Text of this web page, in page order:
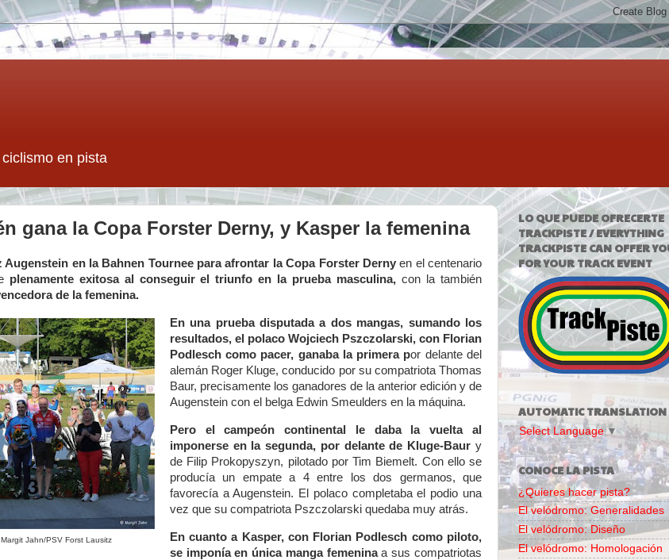
en pista
gana la Copa Forster Derny, y Kasper la femenina
Augenstein en la Bahnen Tournee para afrontar la Copa Forster Dernyen el centenario
plenamente exitosa al conseguir el triunfo en la prueba masculina,con la también
de la femenina.
Jahn/PSV Forst Lausitz
En una prueba disputada a dos mangas, sumando los
resultados, el polaco Wojciech Pszczolarski, con Florian
Podlesch como pacer, ganaba la primerapor delante del
alemán Roger Kluge, conducido por su compatriota Thomas
Baur, precisamente los ganadores de la anterior edición y de
Augenstein con el belga Edwin Smeulders en la máquina.
Pero el campeón continental le daba la vuelta al
imponerse en la segunda, por delante de Kluge-Baur y
de Filip Prokopyszyn, pilotado por Tim Biemelt. Con ello se
producía un empate a 4 entre los dos germanos, que
favorecía a Augenstein. El polaco completaba el podio una
vez que su compatriota Pszczolarski quedaba muy atrás.
En cuanto a Kasper, con Florian Podlesch como piloto,
se imponía en única manga femeninaa sus compatriotas
LO QUE PUEDE OFRECERTE
TRACKPISTE / EVERYTHING
TRACKPISTE CAN OFFER
FOR YOUR TRACK EVENT
AUTOMATIC TRANSLATION
Select Language ▼
CONOCE LA PISTA
¿Quieres hacer pista?
El velódromo: Generalidades
El velódromo: Diseño
El velódromo: Homologación